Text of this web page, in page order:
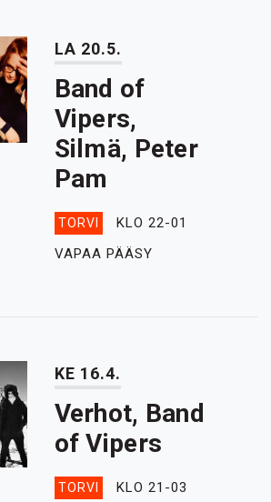
LA 20.5.
Band of
Vipers,
Silmä, Peter
Pam
TORVI
KLO 22-01
VAPAA PÄÄSY
KE 16.4.
Verhot, Band
of Vipers
TORVI
KLO 21-03